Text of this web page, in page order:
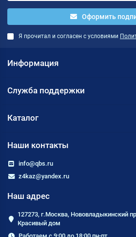
Оформить
Я прочитал и согласен с условиями
Информация
Служба поддержки
Каталог
Наши контакты
info@qbs.ru
z4kaz@yandex.ru
Наш адрес
127273, г.Москва, Нововладыкинский
Красивый дом